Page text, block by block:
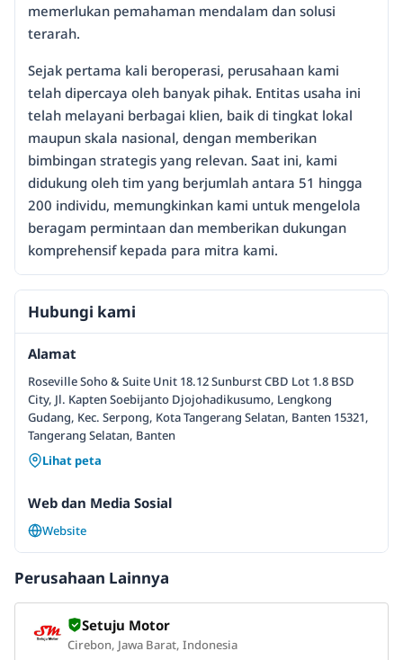
memerlukan pemahaman mendalam dan solusi
terarah.
Sejak pertama kali beroperasi, perusahaan kami
telah dipercaya oleh banyak pihak. Entitas usaha ini
telah melayani berbagai klien, baik di tingkat lokal
maupun skala nasional, dengan memberikan
bimbingan strategis yang relevan. Saat ini, kami
didukung oleh tim yang berjumlah antara 51 hingga
200 individu, memungkinkan kami untuk mengelola
beragam permintaan dan memberikan dukungan
komprehensif kepada para mitra kami.
Hubungi kami
Alamat
Roseville Soho & Suite Unit 18.12 Sunburst CBD Lot 1.8 BSD
City, Jl. Kapten Soebijanto Djojohadikusumo, Lengkong
Gudang, Kec. Serpong, Kota Tangerang Selatan, Banten 15321,
Tangerang Selatan, Banten
Lihat peta
Web dan Media Sosial
Website
Perusahaan Lainnya
Setuju Motor
Cirebon, Jawa Barat, Indonesia